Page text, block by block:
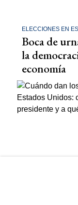
ELECCIONES EN
Boca de
la
economía